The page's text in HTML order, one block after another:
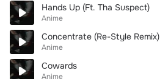
Hands Up (Ft. Tha Suspect)
Anime
Concentrate (Re-Style Remix)
Anime
Cowards
Anime